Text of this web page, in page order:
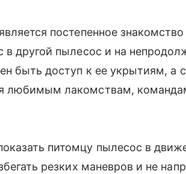
постепенное
другой пылесос и на
быть доступ к ее укрытиям, а
любимым лакомствам,
питомцу пылесос в
резких маневров и не